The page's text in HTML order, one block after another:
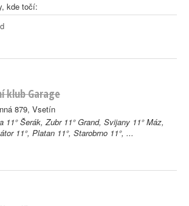
kde točí:
klub Garage
879, Vsetín
11° Šerák, Zubr 11° Grand, Svijany 11° Máz,
11°, Platan 11°, Starobrno 11°, ...